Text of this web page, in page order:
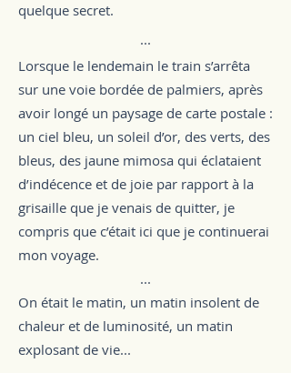
quelque secret.
...
Lorsque le lendemain le train s’arrêta
sur une voie bordée de palmiers, après
avoir longé un paysage de carte postale :
un ciel bleu, un soleil d’or, des verts, des
bleus, des jaune mimosa qui éclataient
d’indécence et de joie par rapport à la
grisaille que je venais de quitter, je
compris que c’était ici que je continuerai
mon voyage.
...
On était le matin, un matin insolent de
chaleur et de luminosité, un matin
explosant de vie...